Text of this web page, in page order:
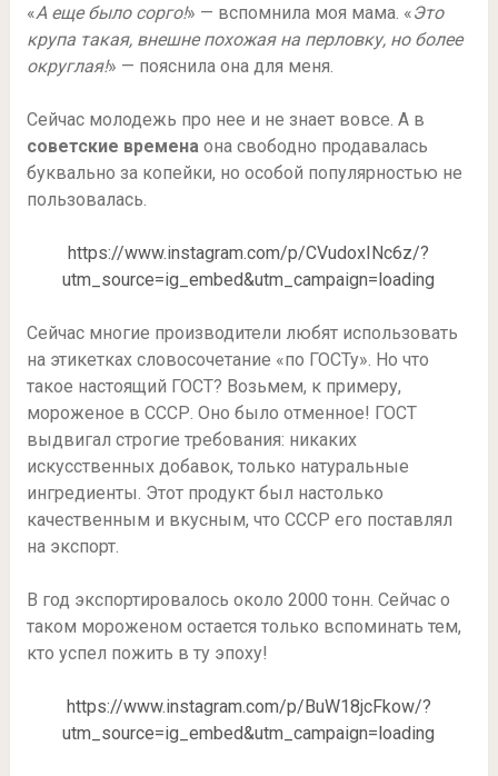
«А еще было сорго!» — вспомнила моя мама. «Это
крупа такая, внешне похожая на перловку, но более
округлая!» — пояснила она для меня.
Сейчас молодежь про нее и не знает вовсе. А в
советские времена она свободно продавалась
буквально за копейки, но особой популярностью не
пользовалась.
https://www.instagram.com/p/CVudoxINc6z/?
utm_source=ig_embed&utm_campaign=loading
Сейчас многие производители любят использовать
на этикетках словосочетание «по ГОСТу». Но что
такое настоящий ГОСТ? Возьмем, к примеру,
мороженое в СССР. Оно было отменное! ГОСТ
выдвигал строгие требования: никаких
искусственных добавок, только натуральные
ингредиенты. Этот продукт был настолько
качественным и вкусным, что СССР его поставлял
на экспорт.
В год экспортировалось около 2000 тонн. Сейчас о
таком мороженом остается только вспоминать тем,
кто успел пожить в ту эпоху!
https://www.instagram.com/p/BuW18jcFkow/?
utm_source=ig_embed&utm_campaign=loading